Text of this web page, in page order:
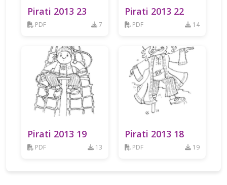
Pirati 2013 23
PDF 7
Pirati 2013 22
PDF 14
Pirati 2013 19
PDF 13
Pirati 2013 18
PDF 19